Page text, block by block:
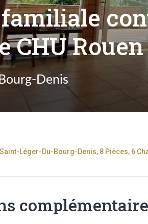
CHU
Denis
Léger-Du-Bourg-Denis, 8 Pièces, 6